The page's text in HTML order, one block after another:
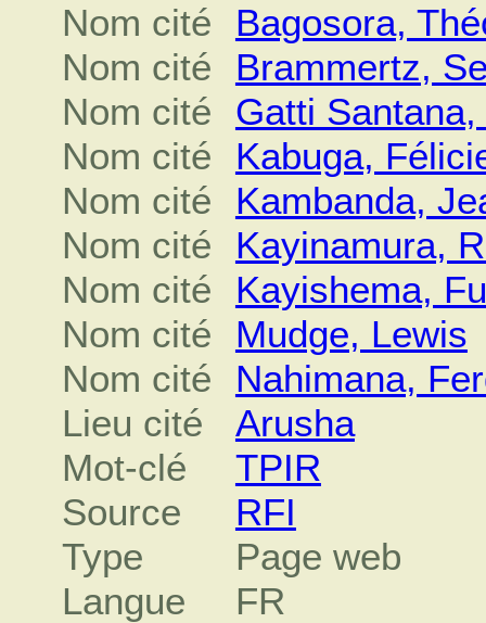
Nom cité
Bagosora,
Nom cité
Brammertz,
Nom cité
Gatti
Nom cité
Kabuga,
Nom cité
Kambanda,
Nom cité
Kayinamura,
Nom cité
Kayishema,
Nom cité
Mudge, Lewis
Nom cité
Nahimana,
Lieu cité
Arusha
Mot-clé
TPIR
Source
RFI
Type
Page web
Langue
FR